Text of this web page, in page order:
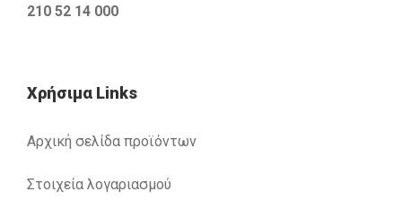
210 52 14 000
Χρήσιμα Links
Αρχική σελίδα προϊόντων
Στοιχεία λογαριασμού